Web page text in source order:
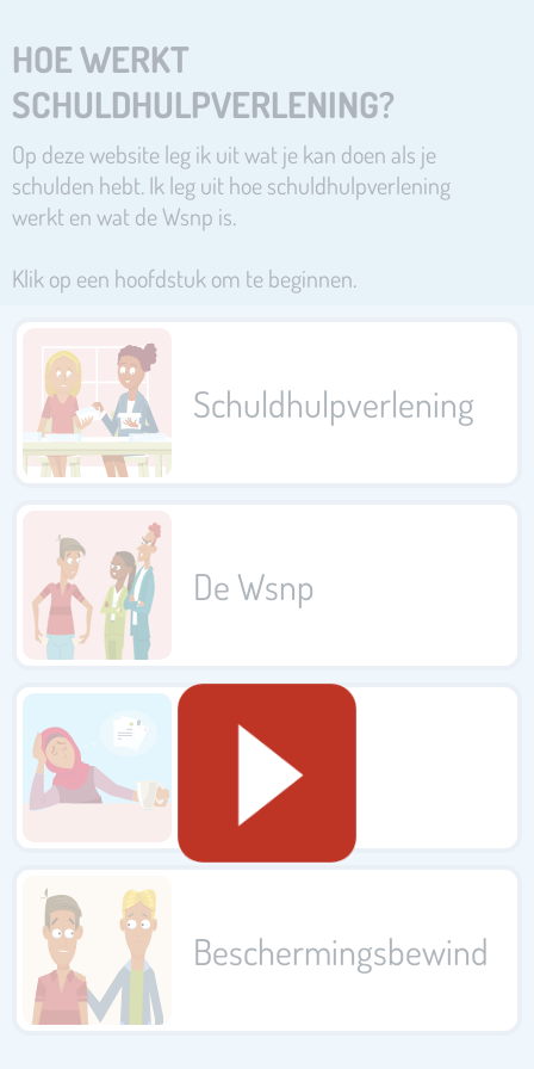
HOE WERKT
SCHULDHULPVERLENING?
Op deze website leg ik uit wat je kan doen als je
schulden hebt. Ik leg uit hoe schuldhulpverlening
werkt en wat de Wsnp is.
Klik op een hoofdstuk om te beginnen.
Schuldhulpverlening
De Wsnp
Geldzorgen
Beschermings­bewind